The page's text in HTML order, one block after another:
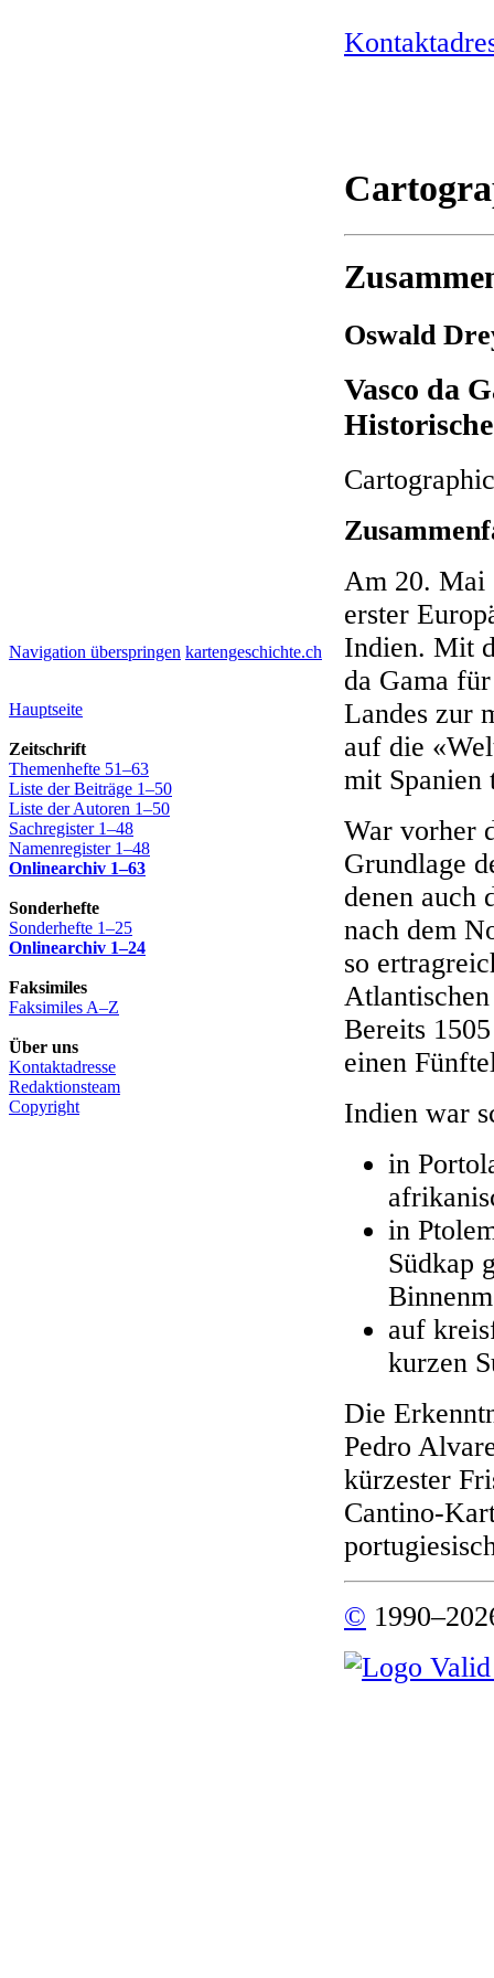
Navigation überspringen kartengeschichte.ch
Hauptseite
Zeitschrift
Themenhefte 51–63
Liste der Beiträge 1–50
Liste der Autoren 1–50
Sachregister 1–48
Namenregister 1–48
Onlinearchiv 1–63
Sonderhefte
Sonderhefte 1–25
Onlinearchiv 1–24
Faksimiles
Faksimiles A–Z
Über uns
Kontaktadresse
Redaktionsteam
Copyright
Oswald
Vasco da
Am 20. Mai
erster
Indien. Mit
da Gama
Landes zur
auf die
mit Spanien
War vorher
Grundlage
denen auch
nach dem
so
Bereits
einen
Indien war
in
in
Südkap
auf
kurzen
Die
Pedro
kürzester
Cantino-
©